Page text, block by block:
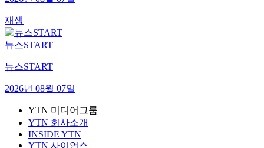
재생
뉴스START
뉴스START
2026년 08월 07일
YTN 미디어그룹
YTN 회사소개
INSIDE YTN
YTN 사이언스